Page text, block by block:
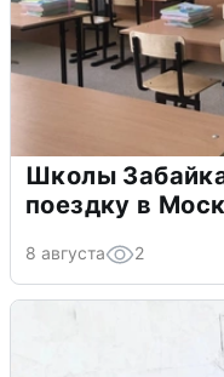
Школы
поездку в
8 августа 2